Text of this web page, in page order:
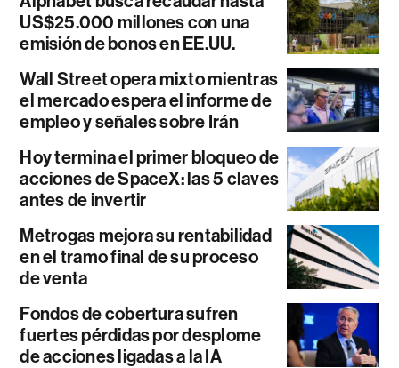
US$25.000 millones con una
emisión de bonos en EE.UU.
Wall Street opera mixto mientras
el mercado espera el informe de
empleo y señales sobre Irán
Hoy termina el primer bloqueo de
acciones de SpaceX: las 5 claves
antes de invertir
Metrogas mejora su rentabilidad
en el tramo final de su proceso
de venta
Fondos de cobertura sufren
fuertes pérdidas por desplome
de acciones ligadas a la IA